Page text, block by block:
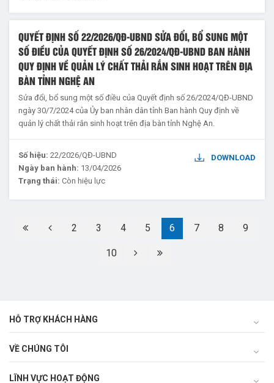
QUYẾT ĐỊNH SỐ 22/2026/QĐ-UBND SỬA ĐỔI, BỔ SUNG MỘT
SỐ ĐIỀU CỦA QUYẾT ĐỊNH SỐ 26/2024/QĐ-UBND BAN HÀNH
QUY ĐỊNH VỀ QUẢN LÝ CHẤT THẢI RẮN SINH HOẠT TRÊN ĐỊA
BÀN TỈNH NGHỆ AN
Sửa đổi, bổ sung một số điều của Quyết định số 26/2024/QĐ-UBND
ngày 30/7/2024 của Ủy ban nhân dân tỉnh Ban hành Quy định về
quản lý chất thải rắn sinh hoạt trên địa bàn tỉnh Nghệ An.
Số hiệu: 22/2026/QĐ-UBND
Ngày ban hành: 13/04/2026
Trạng thái: Còn hiệu lực
DOWNLOAD
2 3 4 5 6 7 8 9
10
HỖ TRỢ KHÁCH HÀNG
VỀ CHÚNG TÔI
LĨNH VỰC HOẠT ĐỘNG